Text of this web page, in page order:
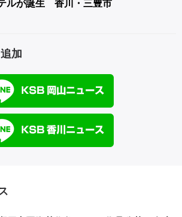
ルが誕生 香川・三豊市
加